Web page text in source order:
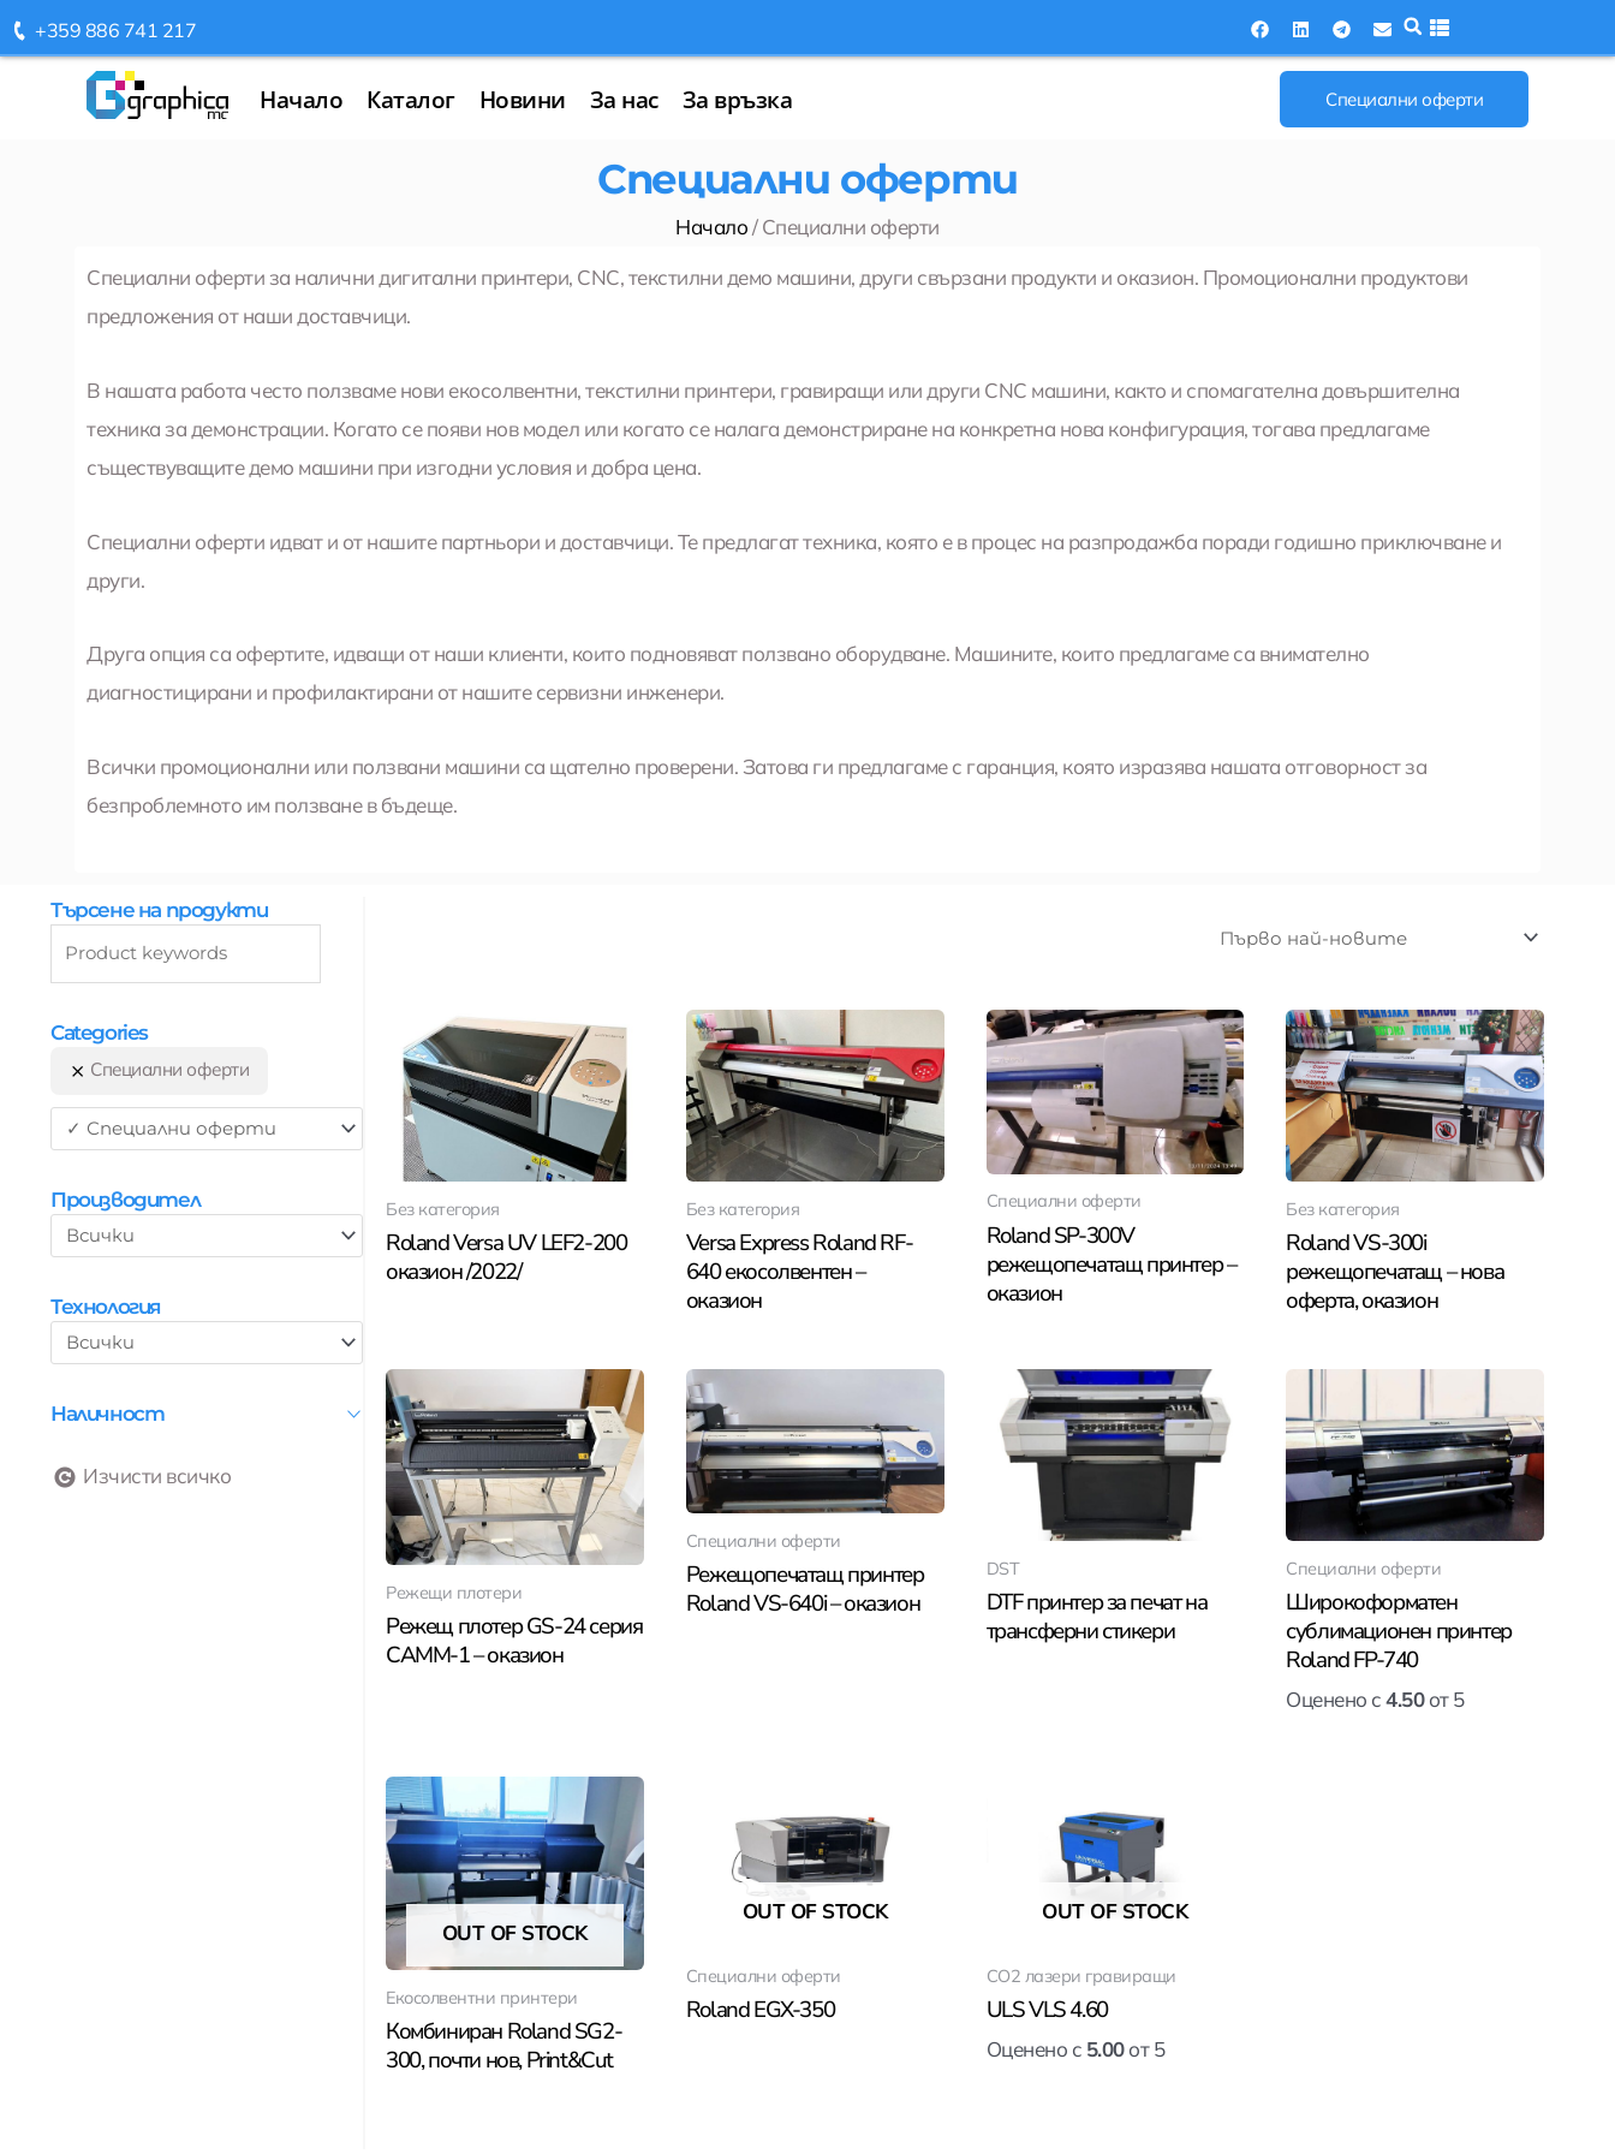
Skip
to
+359 886 741 217
Начало Каталог Новини За нас За връзка Специални оферти
Специални оферти
Начало/ Специални оферти
Специални оферти за налични дигитални принтери, CNC, текстилни демо машини, други свързани продукти и оказион. Промоционални продуктови
предложения от наши доставчици.
В нашата работа често ползваме нови екосолвентни, текстилни принтери, гравиращи или други CNC машини, както и спомагателна довършителна
техника за демонстрации. Когато се появи нов модел или когато се налага демонстриране на конкретна нова конфигурация, тогава предлагаме
съществуващите демо машини при изгодни условия и добра цена.
Специални оферти идват и от нашите партньори и доставчици. Те предлагат техника, която е в процес на разпродажба поради годишно приключване и
други.
Друга опция са офертите, идващи от наши клиенти, които подновяват ползвано оборудване. Машините, които предлагаме са внимателно
диагностицирани и профилактирани от нашите сервизни инженери.
Всички промоционални или ползвани машини са щателно проверени. Затова ги предлагаме с гаранция, която изразява нашата отговорност за
безпроблемното им ползване в бъдеще.
Търсене на продукти
Categories
Специални оферти
Производител
Технология
Наличност
Изчисти всичко
Без категория
Roland Versa UV LEF2-200
оказион /2022/
Без категория
Versa Express Roland RF-
640 екосолвентен –
оказион
Специални оферти
Roland SP-300V
режещопечатащ принтер –
оказион
Без категория
Roland VS-300i
режещопечатащ – нова
оферта, оказион
Режещи плотери
Режещ плотер GS-24 серия
CAMM-1 – оказион
Специални оферти
Режещопечатащ принтер
Roland VS-640i – оказион
DST
DTF принтер за печат на
трансферни стикери
Специални оферти
Широкоформатен
сублимационен принтер
Roland FP-740
Оценено с4.50от 5
OUT OF STOCK
Екосолвентни принтери
Комбиниран Roland SG2-
300, почти нов, Print&Cut
OUT OF STOCK
Специални оферти
Roland EGX-350
OUT OF STOCK
CO2 лазери гравиращи
ULS VLS 4.60
Оценено с 5.00от 5